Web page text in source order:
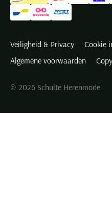
Veiligheid & Privacy Cookie
Algemene voorwaarden
© 2026 Schulte Herenmode